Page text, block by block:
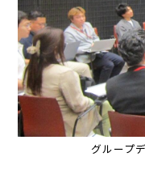
グループ